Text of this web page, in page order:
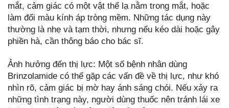
mắt, cảm giác có một vật thể lạ nằm trong mắt, hoặc
làm đổi màu kính áp tròng mềm. Những tác dụng này
thường là nhẹ và tạm thời, nhưng nếu kéo dài hoặc gây
phiền hà, cần thông báo cho bác sĩ.
Ảnh hưởng đến thị lực: Một số bệnh nhân dùng
Brinzolamide có thể gặp các vấn đề về thị lực, như khó
nhìn rõ, cảm giác bị mờ hay ánh sáng chói. Nếu xảy ra
những tình trạng này, người dùng thuốc nên tránh lái xe